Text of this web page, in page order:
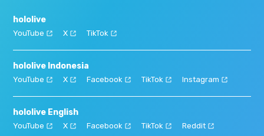
hololive
YouTube X TikTok
hololive Indonesia
YouTube X Facebook TikTok Instagram
hololive English
YouTube X Facebook TikTok Reddit